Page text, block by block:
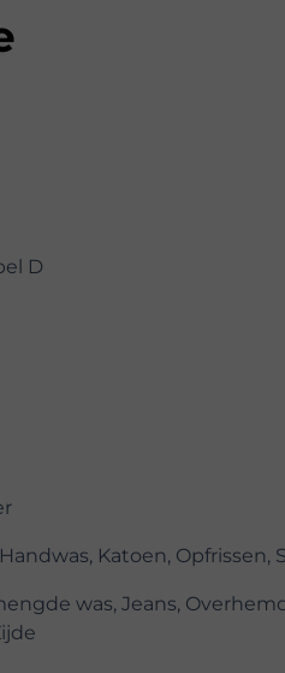
D
Katoen, Opfrissen,
was, Jeans,